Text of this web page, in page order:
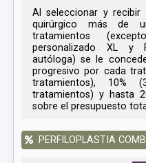
Al seleccionar y
quirúrgico más de
tratamientos
personalizado XL y
autóloga) se le
progresivo por cada
tratamientos), 10%
tratamientos) y hasta
sobre el presupuesto
PERFILOPLASTIA